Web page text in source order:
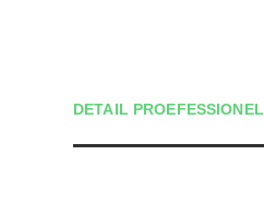
DETAIL